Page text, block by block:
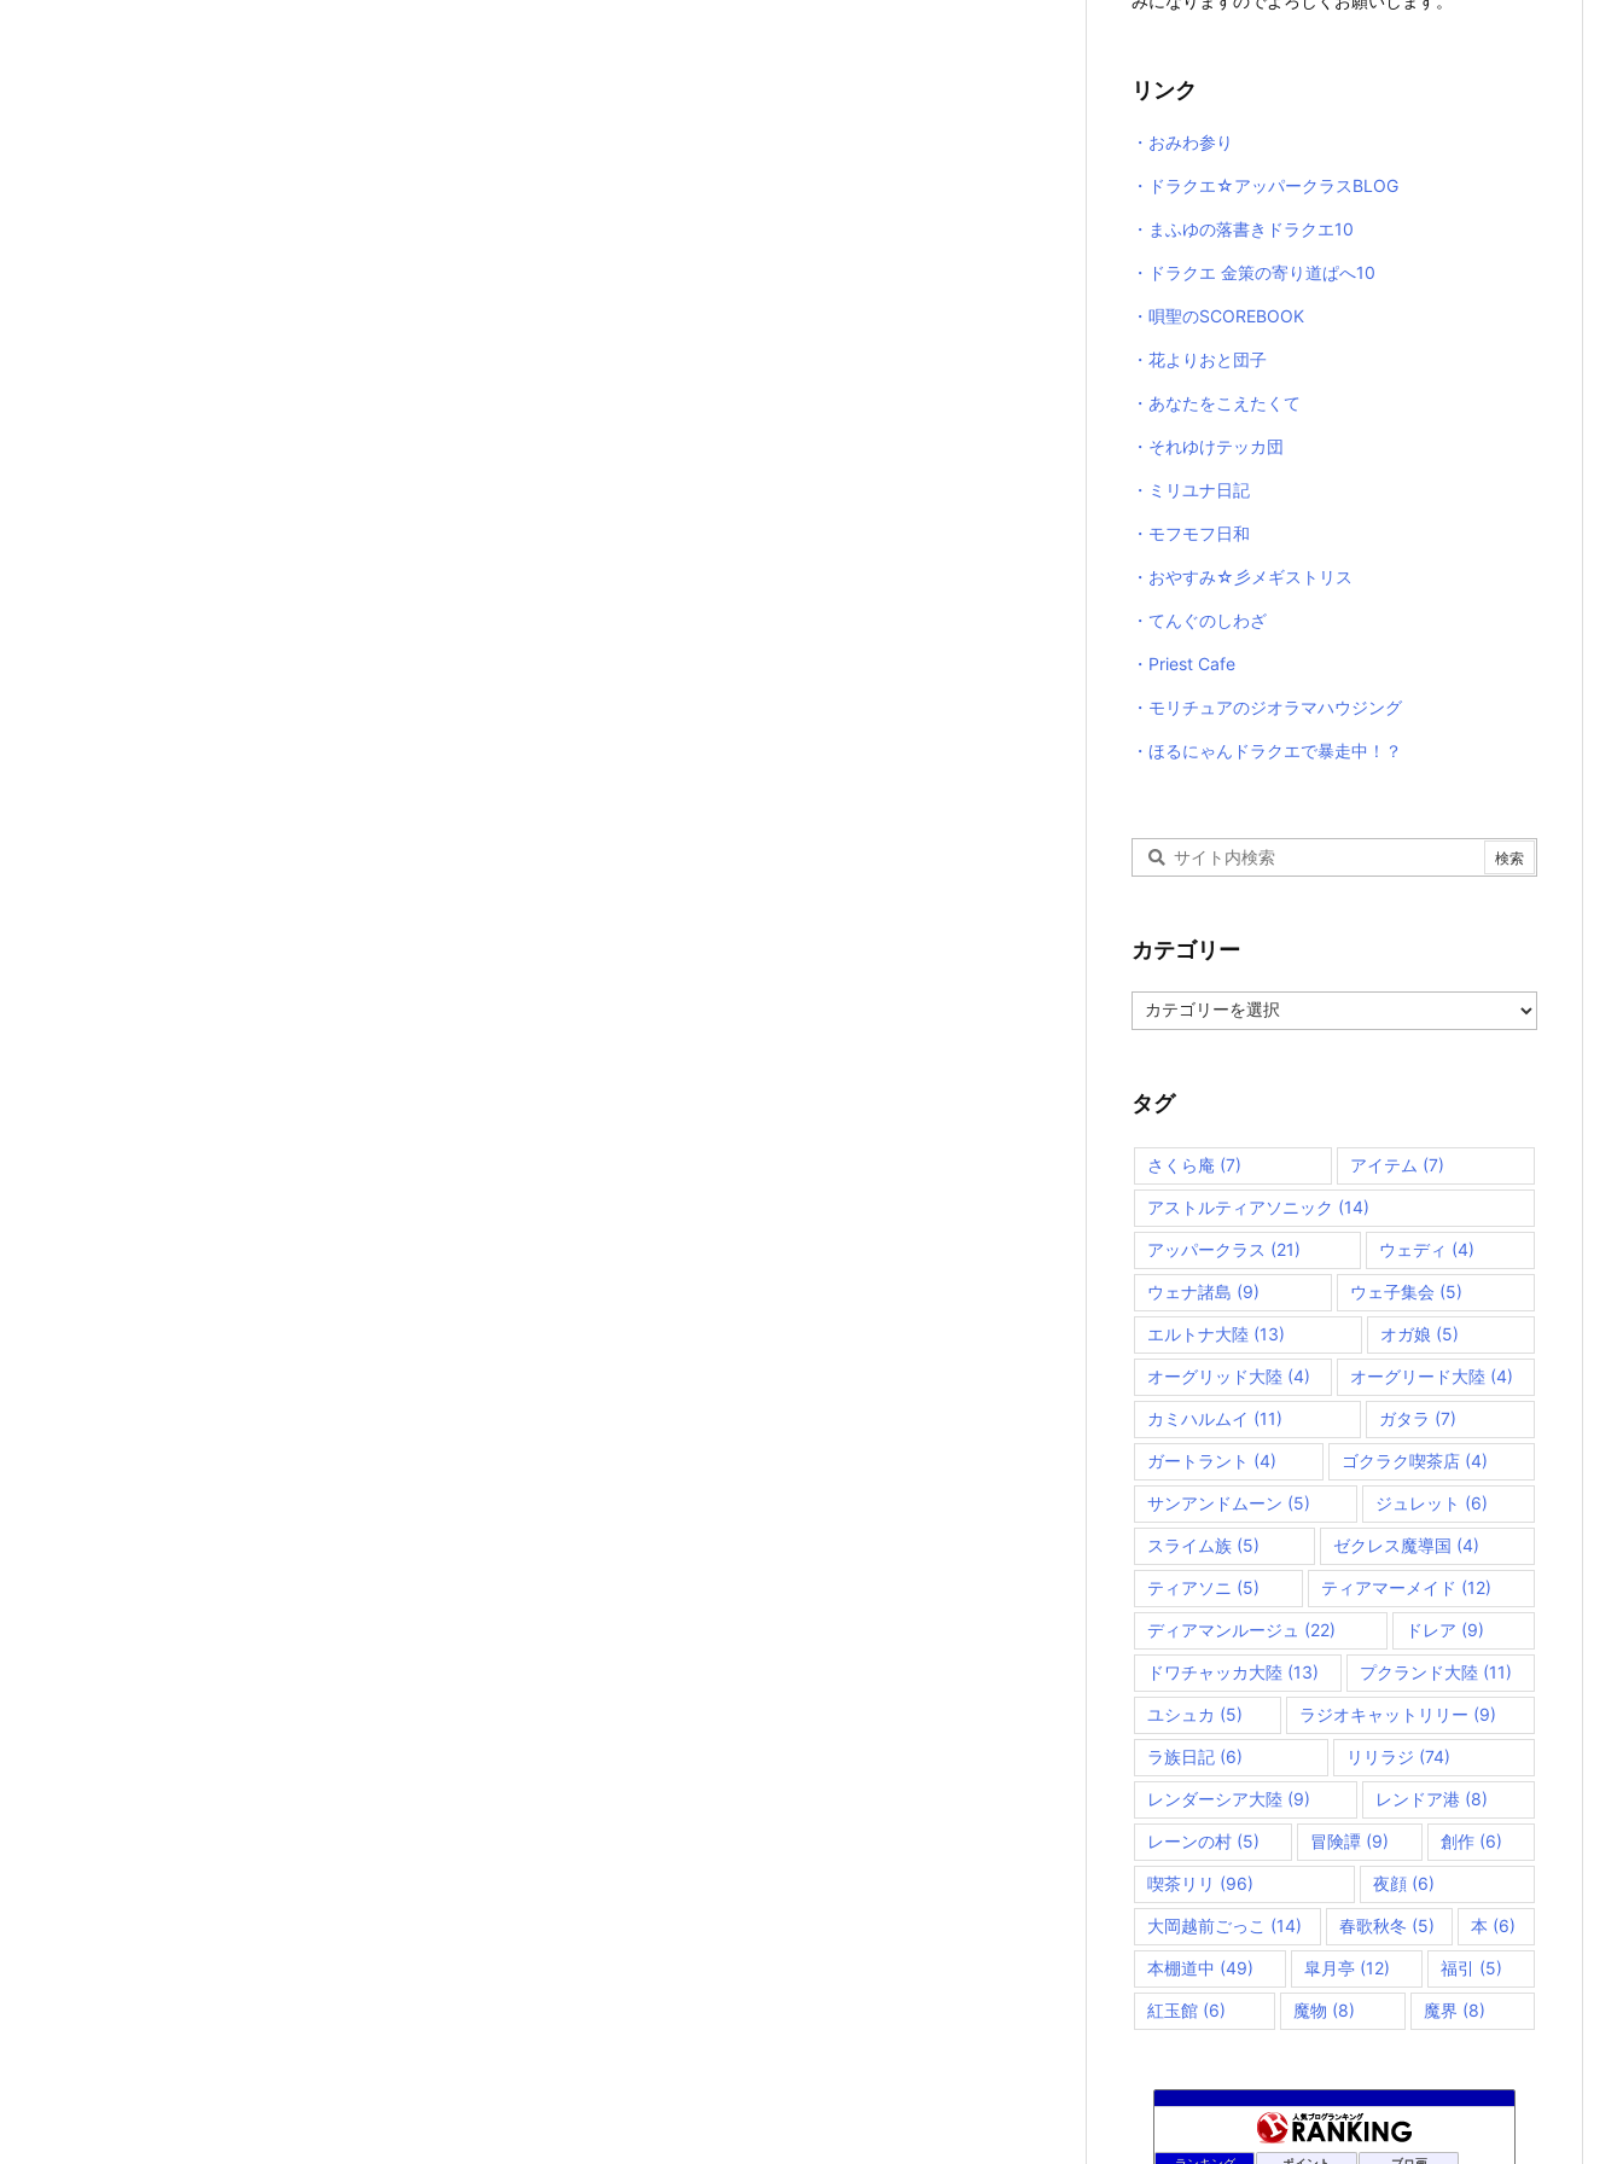
リンク
・おみわ参り
・ドラクエ☆アッパークラスBLOG
・まふゆの落書きドラクエ10
・ドラクエ 金策の寄り道ぱへ10
・唄聖のSCOREBOOK
・花よりおと団子
・あなたをこえたくて
・それゆけテッカ団
・ミリユナ日記
・モフモフ日和
・おやすみ☆彡メギストリス
・てんぐのしわざ
・Priest Cafe
・モリチュアのジオラマハウジング
・ほるにゃんドラクエで暴走中！？
カテゴリー
テ
ー
タグ
さくら庵 (7) アイテム (7)
アストルティアソニック (14)
アッパークラス (21) ウェディ (4)
ウェナ諸島 (9) ウェ子集会 (5)
エルトナ大陸 (13) オガ娘 (5)
オーグリッド大陸 (4) オーグリード大陸 (4)
カミハルムイ (11) ガタラ (7)
ガートラント (4) ゴクラク喫茶店 (4)
サンアンドムーン (5) ジュレット (6)
スライム族 (5) ゼクレス魔導国 (4)
ティアソニ (5) ティアマーメイド (12)
ディアマンルージュ (22) ドレア (9)
ドワチャッカ大陸 (13) プクランド大陸 (11)
ユシュカ (5) ラジオキャットリリー (9)
ラ族日記 (6) リリラジ (74)
レンダーシア大陸 (9) レンドア港 (8)
レーンの村 (5) 冒険譚 (9) 創作(6)
喫茶リリ (96) 夜顔(6)
大岡越前ごっこ (14) 春歌秋冬 (5) 本 (6)
本棚道中 (49) 皐月亭 (12) 福引 (5)
紅玉館 (6) 魔物 (8) 魔界 (8)
夢路電信草紙